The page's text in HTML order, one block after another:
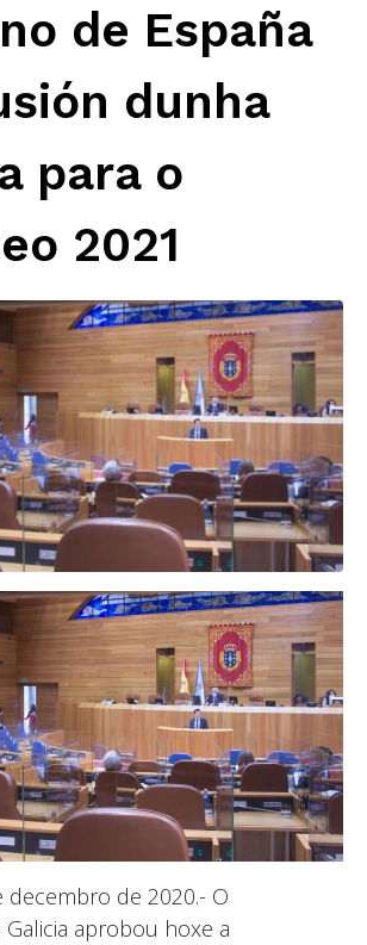
de España
dunha
para o
2021
decembro de 2020.- O
aprobou hoxe a